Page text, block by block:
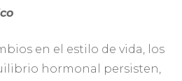
en el estilo de vida, los
hormonal persisten,